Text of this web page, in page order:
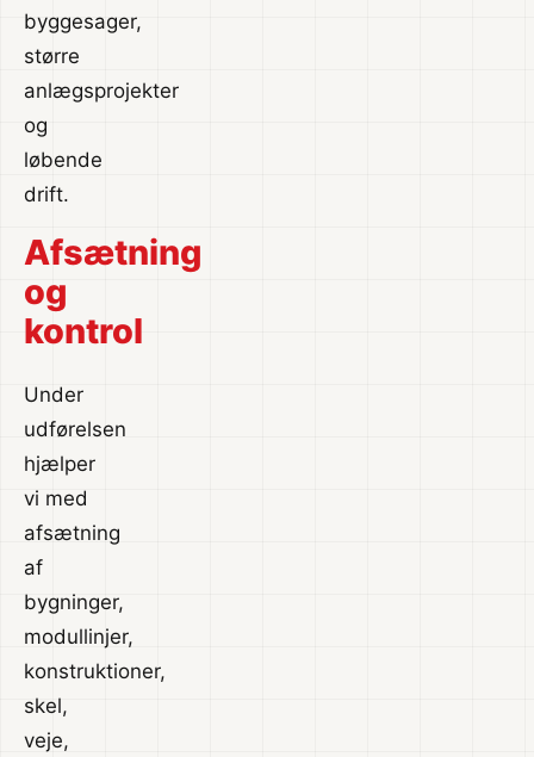
byggesager,
større
anlægsprojekter
og
løbende
drift.
Afsætning
og
kontrol
Under
udførelsen
hjælper
vi med
afsætning
af
bygninger,
modullinjer,
konstruktioner,
skel,
veje,